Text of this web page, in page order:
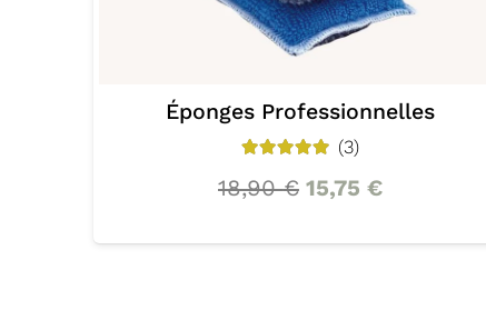
Torchons cuisine – Superabsorbant –
2 pièces
30,80€ 25,67€